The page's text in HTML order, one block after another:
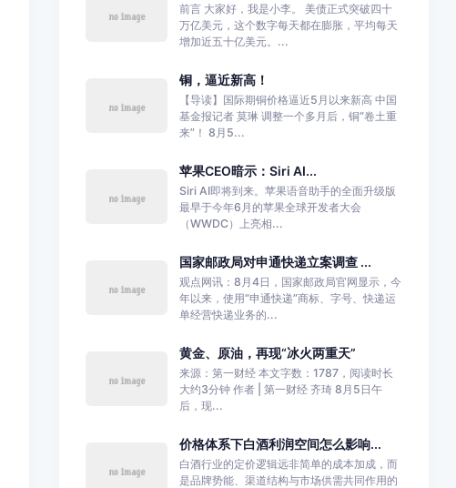
前言 大家好，我是小李。 美债正式突破四十
万亿美元，这个数字每天都在膨胀，平均每天
增加近五十亿美元。...
铜，逼近新高！
【导读】国际期铜价格逼近5月以来新高 中国
基金报记者 莫琳 调整一个多月后，铜“卷土重
来”！ 8月5...
苹果CEO暗示：Siri AI...
Siri AI即将到来。苹果语音助手的全面升级版
最早于今年6月的苹果全球开发者大会
（WWDC）上亮相...
国家邮政局对申通快递立案调查 ...
观点网讯：8月4日，国家邮政局官网显示，今
年以来，使用“申通快递”商标、字号、快递运
单经营快递业务的...
黄金、原油，再现“冰火两重天”
来源：第一财经 本文字数：1787，阅读时长
大约3分钟 作者 | 第一财经 齐琦 8月5日午
后，现...
价格体系下白酒利润空间怎么影响...
白酒行业的定价逻辑远非简单的成本加成，而
是品牌势能、渠道结构与市场供需共同作用的